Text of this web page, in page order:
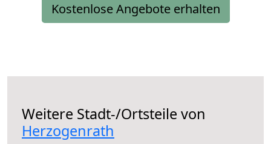
Kostenlose Angebote erhalten
Weitere Stadt-/Ortsteile von
Herzogenrath